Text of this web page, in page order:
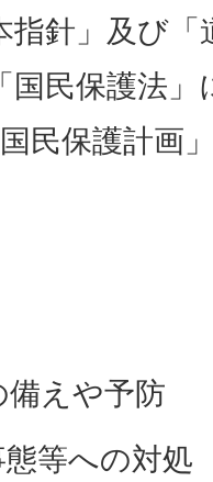
指針」及び
国民保護法
民保護計画
えや予防
等への対処